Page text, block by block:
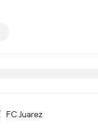
FC Juarez